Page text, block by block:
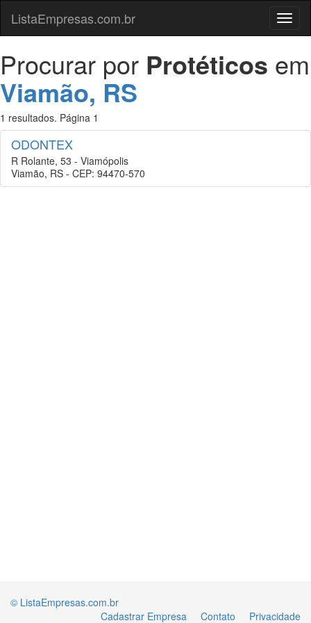
Menu
ListaEmpresas.com.br
Procurar por Protéticos em
Viamão, RS
1 resultados. Página 1
ODONTEX
R Rolante, 53 - Viamópolis
Viamão, RS - CEP: 94470-570
© ListaEmpresas.com.br
Cadastrar Empresa
Contato Privacidade